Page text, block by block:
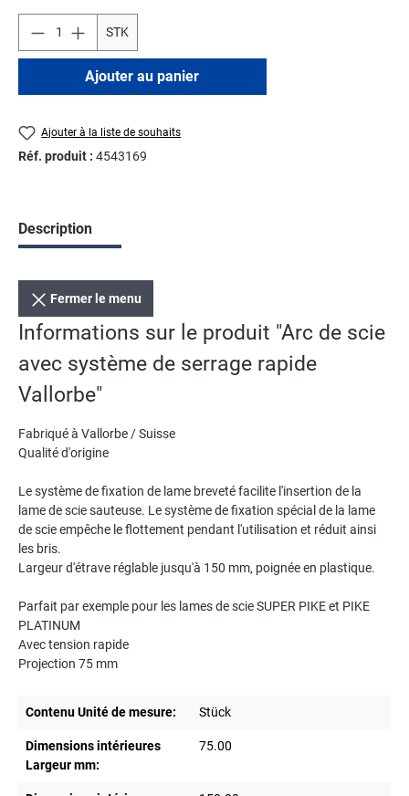
STK
Ajouter au panier
Ajouter à la liste de souhaits
Réf. produit : 4543169
Description
Fermer le menu
Informations sur le produit "Arc de scie
avec système de serrage rapide
Vallorbe"
Fabriqué à Vallorbe / Suisse
Qualité d'origine
Le système de fixation de lame breveté facilite l'insertion de la
lame de scie sauteuse. Le système de fixation spécial de la lame
de scie empêche le flottement pendant l'utilisation et réduit ainsi
les bris.
Largeur d'étrave réglable jusqu'à 150 mm, poignée en plastique.
Parfait par exemple pour les lames de scie SUPER PIKE et PIKE
PLATINUM
Avec tension rapide
Projection 75 mm
Contenu Unité de mesure: Stück
Dimensions intérieures
Largeur mm:
75.00